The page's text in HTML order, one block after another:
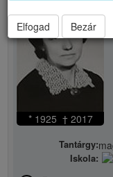
* 1925 † 2017
Tantárgy:
Iskola:
Elfogad Bezár